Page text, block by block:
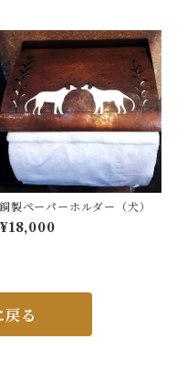
銅製ペーパーホルダー（犬）
¥18,000
戻る